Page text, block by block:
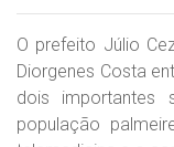
O prefeito Júlio
Diorgenes Costa
dois importantes
população